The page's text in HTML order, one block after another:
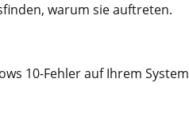
warum sie auftreten.
10-Fehler auf Ihrem System